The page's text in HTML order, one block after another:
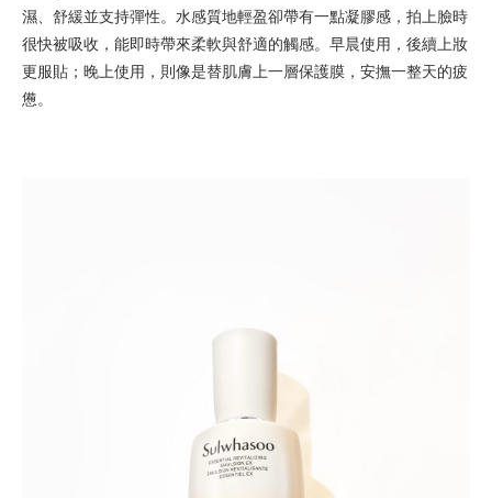
濕、舒緩並支持彈性。水感質地輕盈卻帶有一點凝膠感，拍上臉時
很快被吸收，能即時帶來柔軟與舒適的觸感。早晨使用，後續上妝
更服貼；晚上使用，則像是替肌膚上一層保護膜，安撫一整天的疲
憊。